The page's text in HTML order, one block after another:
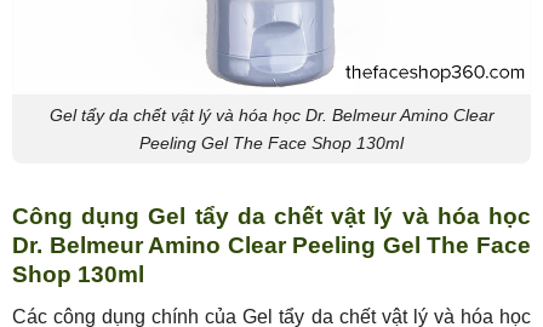
Gel tẩy da chết vật lý và hóa học Dr. Belmeur Amino Clear
Peeling Gel The Face Shop 130ml
Công dụng Gel tẩy da chết vật lý và hóa học
Dr. Belmeur Amino Clear Peeling Gel The Face
Shop 130ml
Các công dụng chính của Gel tẩy da chết vật lý và hóa học